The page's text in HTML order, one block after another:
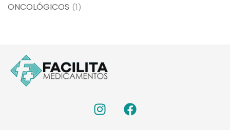
ONCOLÓGICOS (1)